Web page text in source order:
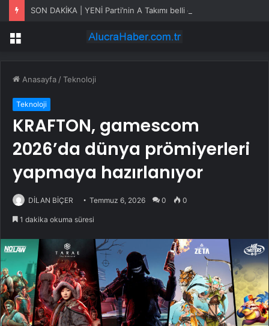
SON DAKİKA | YENİ Parti’nin A Takımı belli oldu
Menü
Anasayfa /Teknoloji
Teknoloji
KRAFTON, gamescom
2026’da dünya prömiyerleri
yapmaya hazırlanıyor
DİLAN BİÇER Temmuz 6, 2026 0 0
1 dakika okuma süresi